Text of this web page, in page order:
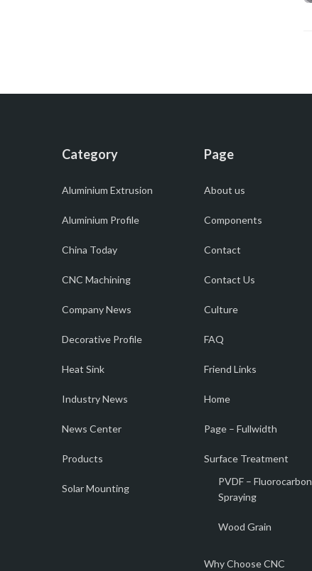
Category
Aluminium Extrusion
Aluminium Profile
China Today
CNC Machining
Company News
Decorative Profile
Heat Sink
Industry News
News Center
Products
Solar Mounting
Page
About us
Components
Contact
Contact Us
Culture
FAQ
Friend Links
Home
Page – Fullwidth
Surface Treatment
PVDF – Fluorocarbon
Spraying
Wood Grain
Why Choose CNC